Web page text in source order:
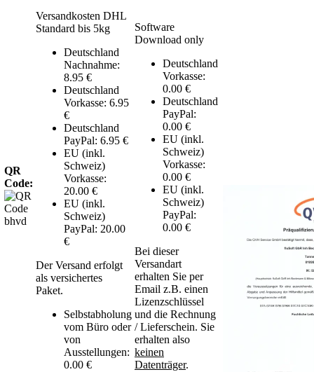
QR
Code:
Versandkosten DHL
Standard bis 5kg
Deutschland
Nachnahme:
8.95 €
Deutschland
Vorkasse: 6.95
€
Deutschland
PayPal: 6.95 €
EU (inkl.
Schweiz)
Vorkasse:
20.00 €
EU (inkl.
Schweiz)
PayPal: 20.00
€
Der Versand erfolgt
als versichertes
Paket.
Selbstabholung
vom Büro oder
von
Ausstellungen:
0.00 €
Software
Download only
Deutschland
Vorkasse:
0.00 €
Deutschland
PayPal:
0.00 €
EU (inkl.
Schweiz)
Vorkasse:
0.00 €
EU (inkl.
Schweiz)
PayPal:
0.00 €
Bei dieser
Versandart
erhalten Sie per
Email z.B. einen
Lizenzschlüssel
und die Rechnung
/ Lieferschein. Sie
erhalten also
keinen
Datenträger.